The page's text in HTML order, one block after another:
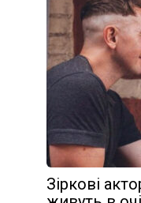
Зіркові